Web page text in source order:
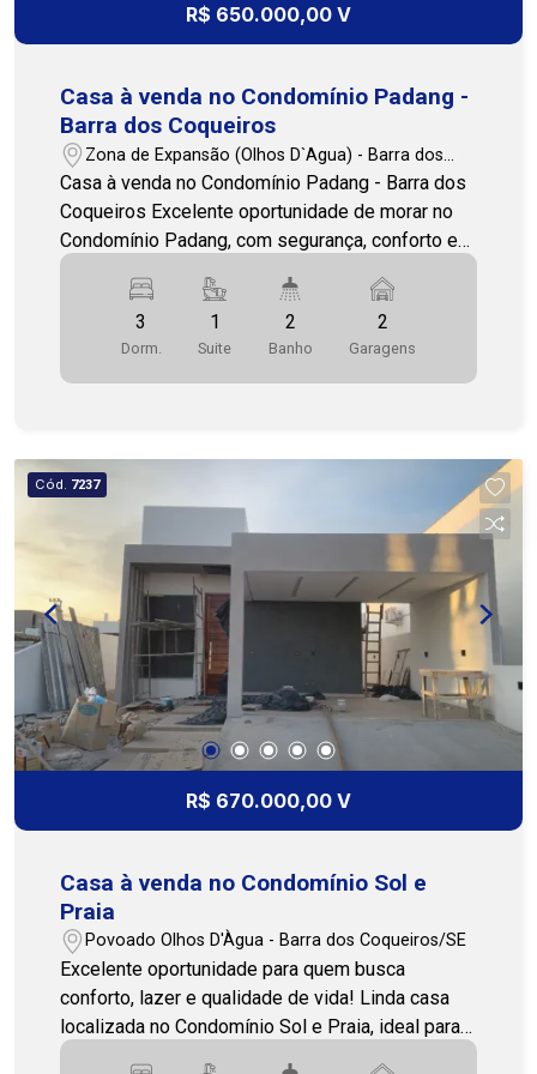
R$ 650.000,00 V
Casa à venda no Condomínio Padang -
Barra dos Coqueiros
Zona de Expansão (Olhos D`Agua) - Barra dos
Coqueiros/SE
Casa à venda no Condomínio Padang - Barra dos
Coqueiros Excelente oportunidade de morar no
Condomínio Padang, com segurança, conforto e
próximo ao mar e a poucos minutos de Aracaju.
Características do imóvel: 3 quartos, sendo 1
Área de serviço Quintal Jardim Área com
condomínio: Brinquedoteca, salão de festas,
salão de jogos, piscina adulto e infantil, campo de
futebol, parque infantil, academia, espaço
gourmet e quadra de tênis. Ideal para quem
busca qualidade de vida, segurança e lazer para
toda a família. Entre em contato para mais
informações ou para agendar uma visita. Nossa
equipe está pronta para te atender! (79)3231-
1010 - Cohab Premium Imobiliária
3
Dorm.
1
Suite
2
Banho
2
Garagens
Cód. 7237
R$ 670.000,00 V
Casa à venda no Condomínio Sol e
Praia
Povoado Olhos D'Àgua - Barra dos Coqueiros/SE
Excelente oportunidade para quem busca
conforto, lazer e qualidade de vida! Linda casa
localizada no Condomínio Sol e Praia, ideal para
morar ou investir. O imóvel dispõe de sala ampla,